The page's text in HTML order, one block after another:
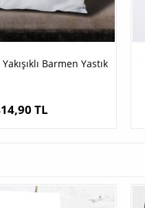
Barmen Yastık
TL